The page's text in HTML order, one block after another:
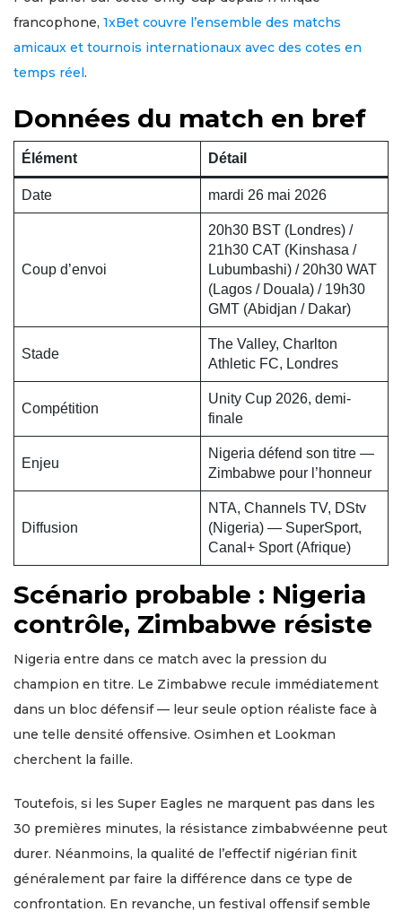
francophone, 1xBet couvre l’ensemble des matchs
amicaux et tournois internationaux avec des cotes en
temps réel .
Données du match en bref
Élément Détail
Date mardi 26 mai 2026
Coup d’envoi
20h30 BST (Londres) /
21h30 CAT (Kinshasa /
Lubumbashi) / 20h30 WAT
(Lagos / Douala) / 19h30
GMT (Abidjan / Dakar)
Stade
The Valley, Charlton
Athletic FC, Londres
Compétition
Unity Cup 2026, demi-
finale
Enjeu
Nigeria défend son titre —
Zimbabwe pour l’honneur
Diffusion
NTA, Channels TV, DStv
(Nigeria) — SuperSport,
Canal+ Sport (Afrique)
Scénario probable : Nigeria
contrôle, Zimbabwe résiste
Nigeria entre dans ce match avec la pression du
champion en titre. Le Zimbabwe recule immédiatement
dans un bloc défensif — leur seule option réaliste face à
une telle densité offensive. Osimhen et Lookman
cherchent la faille.
Toutefois, si les Super Eagles ne marquent pas dans les
30 premières minutes, la résistance zimbabwéenne peut
durer. Néanmoins, la qualité de l’effectif nigérian finit
généralement par faire la différence dans ce type de
confrontation. En revanche, un festival offensif semble